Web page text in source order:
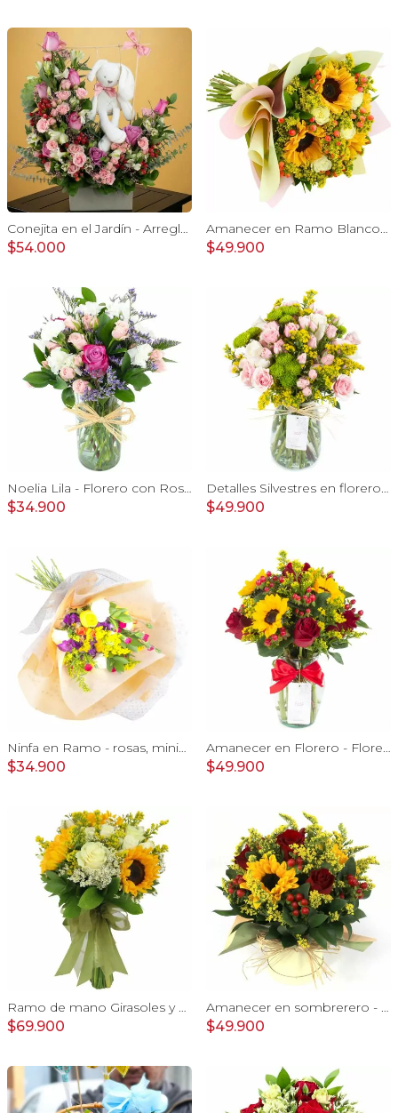
Conejita en el Jardín - Arreglo floral tonos rosa y conejita
$54.000
Amanecer en Ramo Blanco - Ramo con girasoles, rosas Blanco e hypericum
$49.900
Noelia Lila - Florero con Rosas, mini rosas, mini claveles y limonium
$34.900
Detalles Silvestres en florero - rosas, mini rosas, maule
$49.900
Ninfa en Ramo - rosas, miniclaveles y astromelias
$34.900
Amanecer en Florero - Florero con girasoles, rosas rojo e hypericum
$49.900
Ramo de mano Girasoles y Rosas - ramo de mano con girasoles y rosas blanco
$69.900
Amanecer en sombrerero - Arreglo floral de girasoles, rosas rojo, e hypericum
$49.900